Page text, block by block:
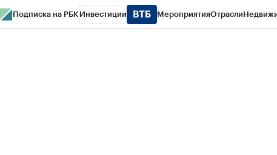
Подписка на РБК Инвестиции МероприятияОтрасли